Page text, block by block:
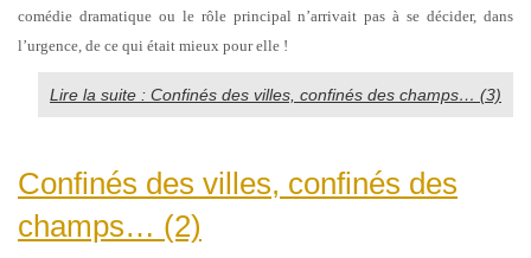
comédie dramatique ou le rôle principal n’arrivait pas à se décider, dans
l’urgence, de ce qui était mieux pour elle !
Lire la suite : Confinés des villes, confinés des champs… (3)
Confinés des villes, confinés des
champs… (2)